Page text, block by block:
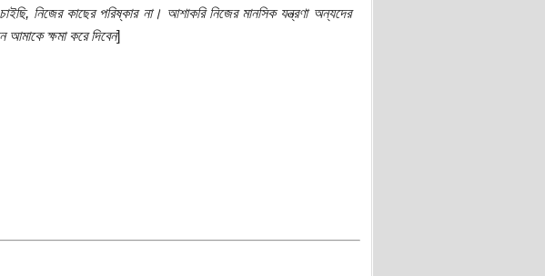
নিজের কাছের পরিষ্কার না। আশাকরি নিজের মানসিক যন্ত্রণা অন্যদের
আমাকে ক্ষমা করে দিবেন]